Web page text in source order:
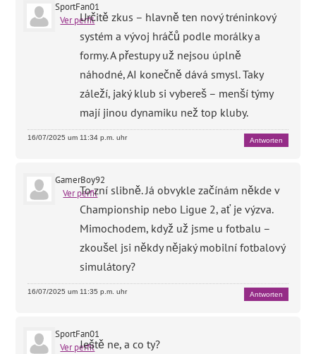
SportFan01
Ver perfilUrčitě zkus – hlavně ten nový tréninkový
systém a vývoj hráčů podle morálky a
formy. A přestupy už nejsou úplně
náhodné, AI konečně dává smysl. Taky
záleží, jaký klub si vybereš – menší týmy
mají jinou dynamiku než top kluby.
16/07/2025 um 11:34 p.m. uhr Antworten
GamerBoy92
Ver perfilTo zní slibně. Já obvykle začínám někde v
Championship nebo Ligue 2, ať je výzva.
Mimochodem, když už jsme u fotbalu –
zkoušel jsi někdy nějaký mobilní fotbalový
simulátory?
16/07/2025 um 11:35 p.m. uhr Antworten
SportFan01
Ver perfilJeště ne, a co ty?